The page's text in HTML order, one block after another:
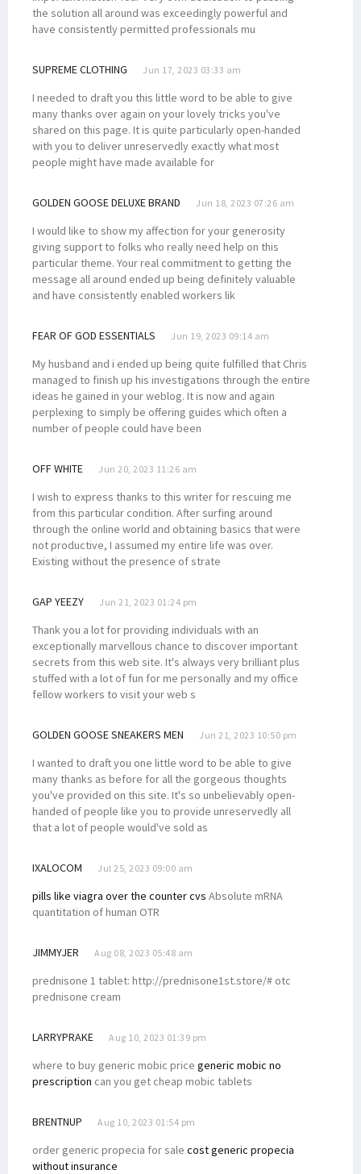
the solution all around was exceedingly powerful and
have consistently permitted professionals mu
SUPREME CLOTHING Jun 17, 2023 03:33 am
I needed to draft you this little word to be able to give
many thanks over again on your lovely tricks you've
shared on this page. It is quite particularly open-handed
with you to deliver unreservedly exactly what most
people might have made available for
GOLDEN GOOSE DELUXE BRAND Jun 18, 2023 07:26 am
I would like to show my affection for your generosity
giving support to folks who really need help on this
particular theme. Your real commitment to getting the
message all around ended up being definitely valuable
and have consistently enabled workers lik
FEAR OF GOD ESSENTIALS Jun 19, 2023 09:14 am
My husband and i ended up being quite fulfilled that Chris
managed to finish up his investigations through the entire
ideas he gained in your weblog. It is now and again
perplexing to simply be offering guides which often a
number of people could have been
OFF WHITE Jun 20, 2023 11:26 am
I wish to express thanks to this writer for rescuing me
from this particular condition. After surfing around
through the online world and obtaining basics that were
not productive, I assumed my entire life was over.
Existing without the presence of strate
GAP YEEZY Jun 21, 2023 01:24 pm
Thank you a lot for providing individuals with an
exceptionally marvellous chance to discover important
secrets from this web site. It's always very brilliant plus
stuffed with a lot of fun for me personally and my office
fellow workers to visit your web s
GOLDEN GOOSE SNEAKERS MEN Jun 21, 2023 10:50 pm
I wanted to draft you one little word to be able to give
many thanks as before for all the gorgeous thoughts
you've provided on this site. It's so unbelievably open-
handed of people like you to provide unreservedly all
that a lot of people would've sold as
IXALOCOM Jul 25, 2023 09:00 am
pills like viagra over the counter cvs Absolute mRNA
quantitation of human OTR
JIMMYJER Aug 08, 2023 05:48 am
prednisone 1 tablet: http://prednisone1st.store/# otc
prednisone cream
LARRYPRAKE Aug 10, 2023 01:39 pm
where to buy generic mobic price generic mobic no
prescription can you get cheap mobic tablets
BRENTNUP Aug 10, 2023 01:54 pm
order generic propecia for sale cost generic propecia
without insurance